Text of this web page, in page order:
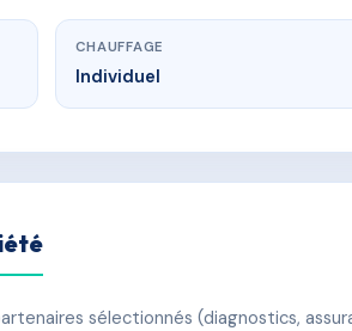
CHAUFFAGE
Individuel
sélectionnés (diagnostics,